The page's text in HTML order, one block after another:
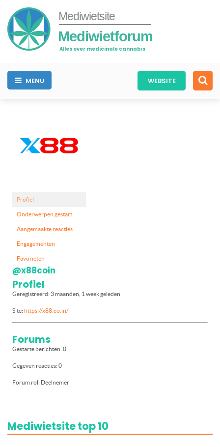
Mediwietsite
Mediwietforum
Alles over medicinale cannabis
MENU WEBSITE
Profiel
Onderwerpen gestart
Aangemaakte reacties
Engagementen
Favorieten
@x88coin
Profiel
Geregistreerd: 3 maanden, 1 week geleden
Site: https://x88.co.in/
Forums
Gestarte berichten: 0
Gegeven reacties: 0
Forum rol: Deelnemer
Mediwietsite top 10